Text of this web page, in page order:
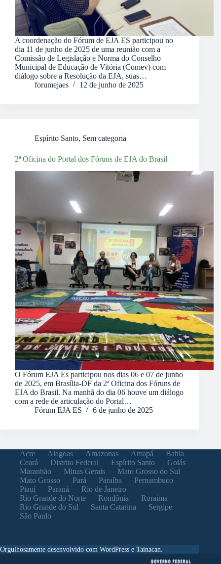
A coordenação do Fórum de EJA ES participou no
dia 11 de junho de 2025 de uma reunião com a
Comissão de Legislação e Norma do Conselho
Municipal de Educação de Vitória (Comev) com
diálogo sobre a Resolução da EJA, suas…
forumejaes
12 de junho de 2025
Espírito Santo, Sem categoria
2ª Oficina do Portal dos Fóruns de EJA do Brasil
O Fórum EJA Es participou nos dias 06 e 07 de junho
de 2025, em Brasília-DF da 2ª Oficina dos Fóruns de
EJA do Brasil. Na manhã do dia 06 houve um diálogo
com a rede de articulação do Portal…
Fórum EJA ES
6 de junho de 2025
Acre Alagoas Amazonas Amapá
Bahia
Ceará
Distrito Federal Espírito Santo
Goiás
Maranhão
Minas Gerais
Mato Grosso do Sul
Mato Grosso
Pará Paraíba
Pernambuco
Piauí
Paraná
Rio de Janeiro
Rio Grande do Norte
Rondônia
Roraima
Rio Grande do Sul
Santa Catarina
Sergipe
São Paulo
Orgulhosamente desenvolvido com WordPress e Tainacan.